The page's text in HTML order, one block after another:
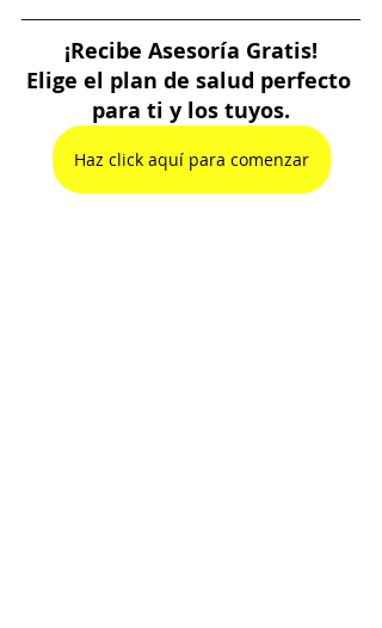
¡Recibe Asesoría Gratis!
Elige el plan de salud perfecto
para ti y los tuyos.
Haz click aquí para comenzar